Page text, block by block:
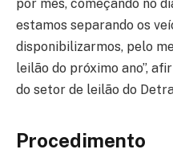
por mês, começando no
estamos separando os
disponibilizarmos, pelo
leilão do próximo ano”,
do setor de leilão do
Procedimento